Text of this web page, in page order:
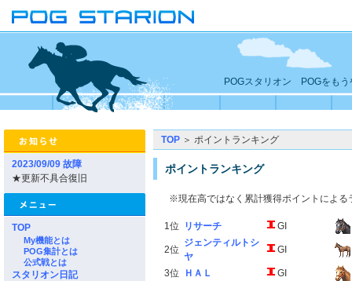
POGスタリオン POGをもう
2023/09/09 故障
★更新不具合復旧
TOP
My機能とは
POG集計とは
公式戦とは
スタリオン日記
TOP ＞ ポイントランキング
ポイントランキング
※現在高ではなく累計獲得ポイントによる
1位 リサーチ GI
2位
ジェンティルトシ
ヤ
GI
3位 ＨＡＬ
GI